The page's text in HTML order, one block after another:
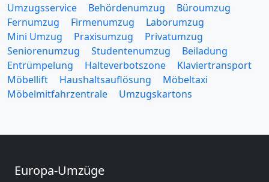
Umzugsservice Behördenumzug
Büroumzug
Fernumzug
Firmenumzug
Laborumzug
Mini Umzug
Praxisumzug
Privatumzug
Seniorenumzug
Studentenumzug
Beiladung
Entrümpelung
Halteverbotszone
Klaviertransport
Möbellift
Haushaltsauflösung
Möbeltaxi
Möbelmitfahrzentrale
Umzugskartons
Europa-Umzüge